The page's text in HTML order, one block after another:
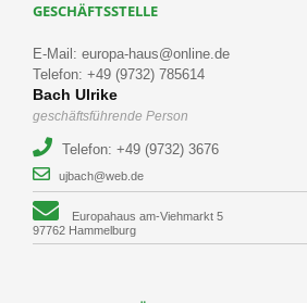
GESCHÄFTSSTELLE
E-Mail: europa-haus@online.de
Telefon: +49 (9732) 785614
Bach Ulrike
geschäftsführende Person
Telefon: +49 (9732) 3676
ujbach@web.de
Europahaus am-Viehmarkt 5
97762 Hammelburg